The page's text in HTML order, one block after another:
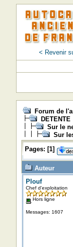
< Revenir
Forum de
DETENTE
Sur le
Sur
Pages: [1]
Auteur
Plouf
Chef d'exploitation
Hors ligne
Messages: 1607